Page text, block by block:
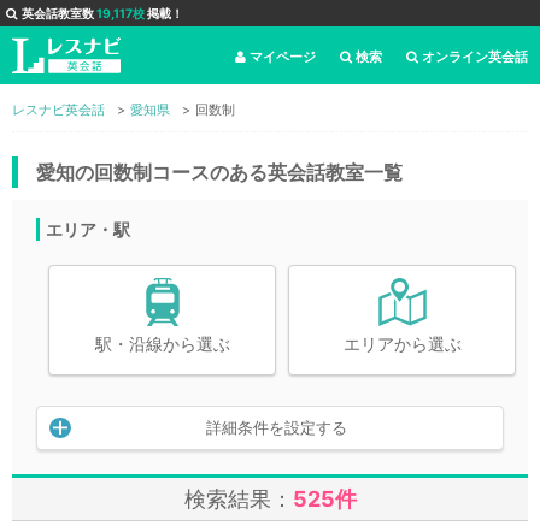
英会話教室数19,117校掲載！
オンライン英会話
検索
マイページ
レスナビ英会話 愛知県 回数制
愛知の回数制コースのある英会話教室一覧
エリア・駅
駅・沿線から選ぶ エリアから選ぶ
詳細条件を設定する
検索結果： 525件